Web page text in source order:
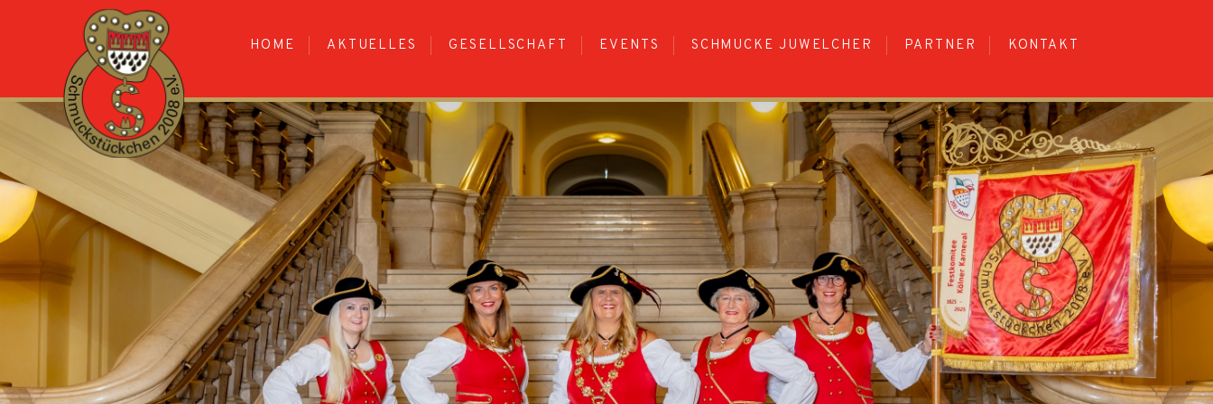
HOME AKTUELLES GESELLSCHAFT EVENTS SCHMUCKE JUWELCHER PARTNER KONTAKT